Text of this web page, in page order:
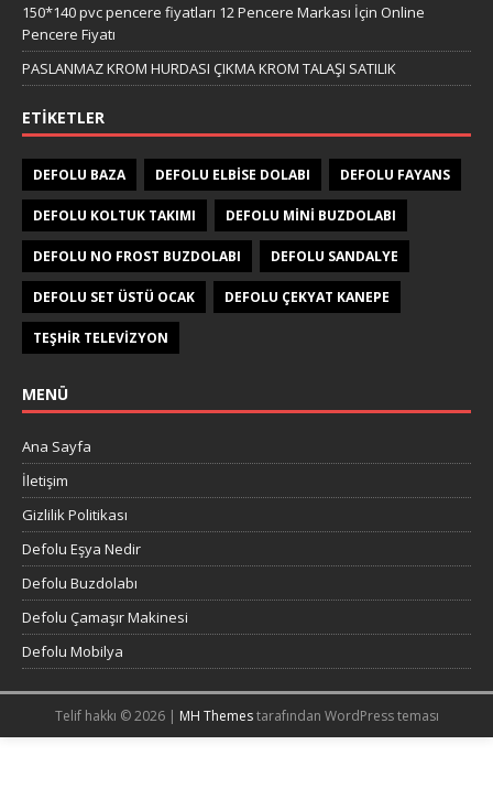
150*140 pvc pencere fiyatları 12 Pencere Markası İçin Online
Pencere Fiyatı
PASLANMAZ KROM HURDASI ÇIKMA KROM TALAŞI SATILIK
ETIKETLER
DEFOLU BAZA DEFOLU ELBISE DOLABI DEFOLU FAYANS
DEFOLU KOLTUK TAKIMI DEFOLU MINI BUZDOLABI
DEFOLU NO FROST BUZDOLABI DEFOLU SANDALYE
DEFOLU SET ÜSTÜ OCAK DEFOLU ÇEKYAT KANEPE
TEŞHIR TELEVIZYON
MENÜ
Ana Sayfa
İletişim
Gizlilik Politikası
Defolu Eşya Nedir
Defolu Buzdolabı
Defolu Çamaşır Makinesi
Defolu Mobilya
Telif hakkı © 2026 | MH Themestarafından WordPress teması